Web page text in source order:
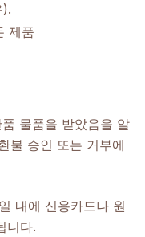
제품
물품을 받았음을 알
불 승인 또는 거부에
내에 신용카드나 원
니다.